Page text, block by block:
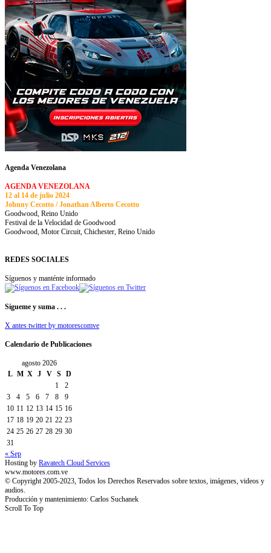
Agenda Venezolana
AGENDA VENEZOLANA
12 al 14 de julio 2024
Johnny Cecotto / Jonathan Alberto Cecotto
Goodwood, Reino Unido
Festival de la Velocidad de Goodwood
Goodwood, Motor Circuit, Chichester, Reino Unido
REDES SOCIALES
Síguenos y manténte informado
Sígueme y suma . . .
X antes twitter by motorescomve
Calendario de Publicaciones
agosto 2026
L M X J V S
D
1
2
3
4 5 6 7 8
9
10 11 12 13 14 15 16
17 18 19 20 21 22 23
24 25 26 27 28 29 30
31
« Sep
Hosting by Ravatech Cloud Services
www.motores.com.ve
© Copyright 2005-2023, Todos los Derechos Reservados sobre textos, imágenes, videos y
audios.
Producción y mantenimiento: Carlos Suchanek
Scroll To Top